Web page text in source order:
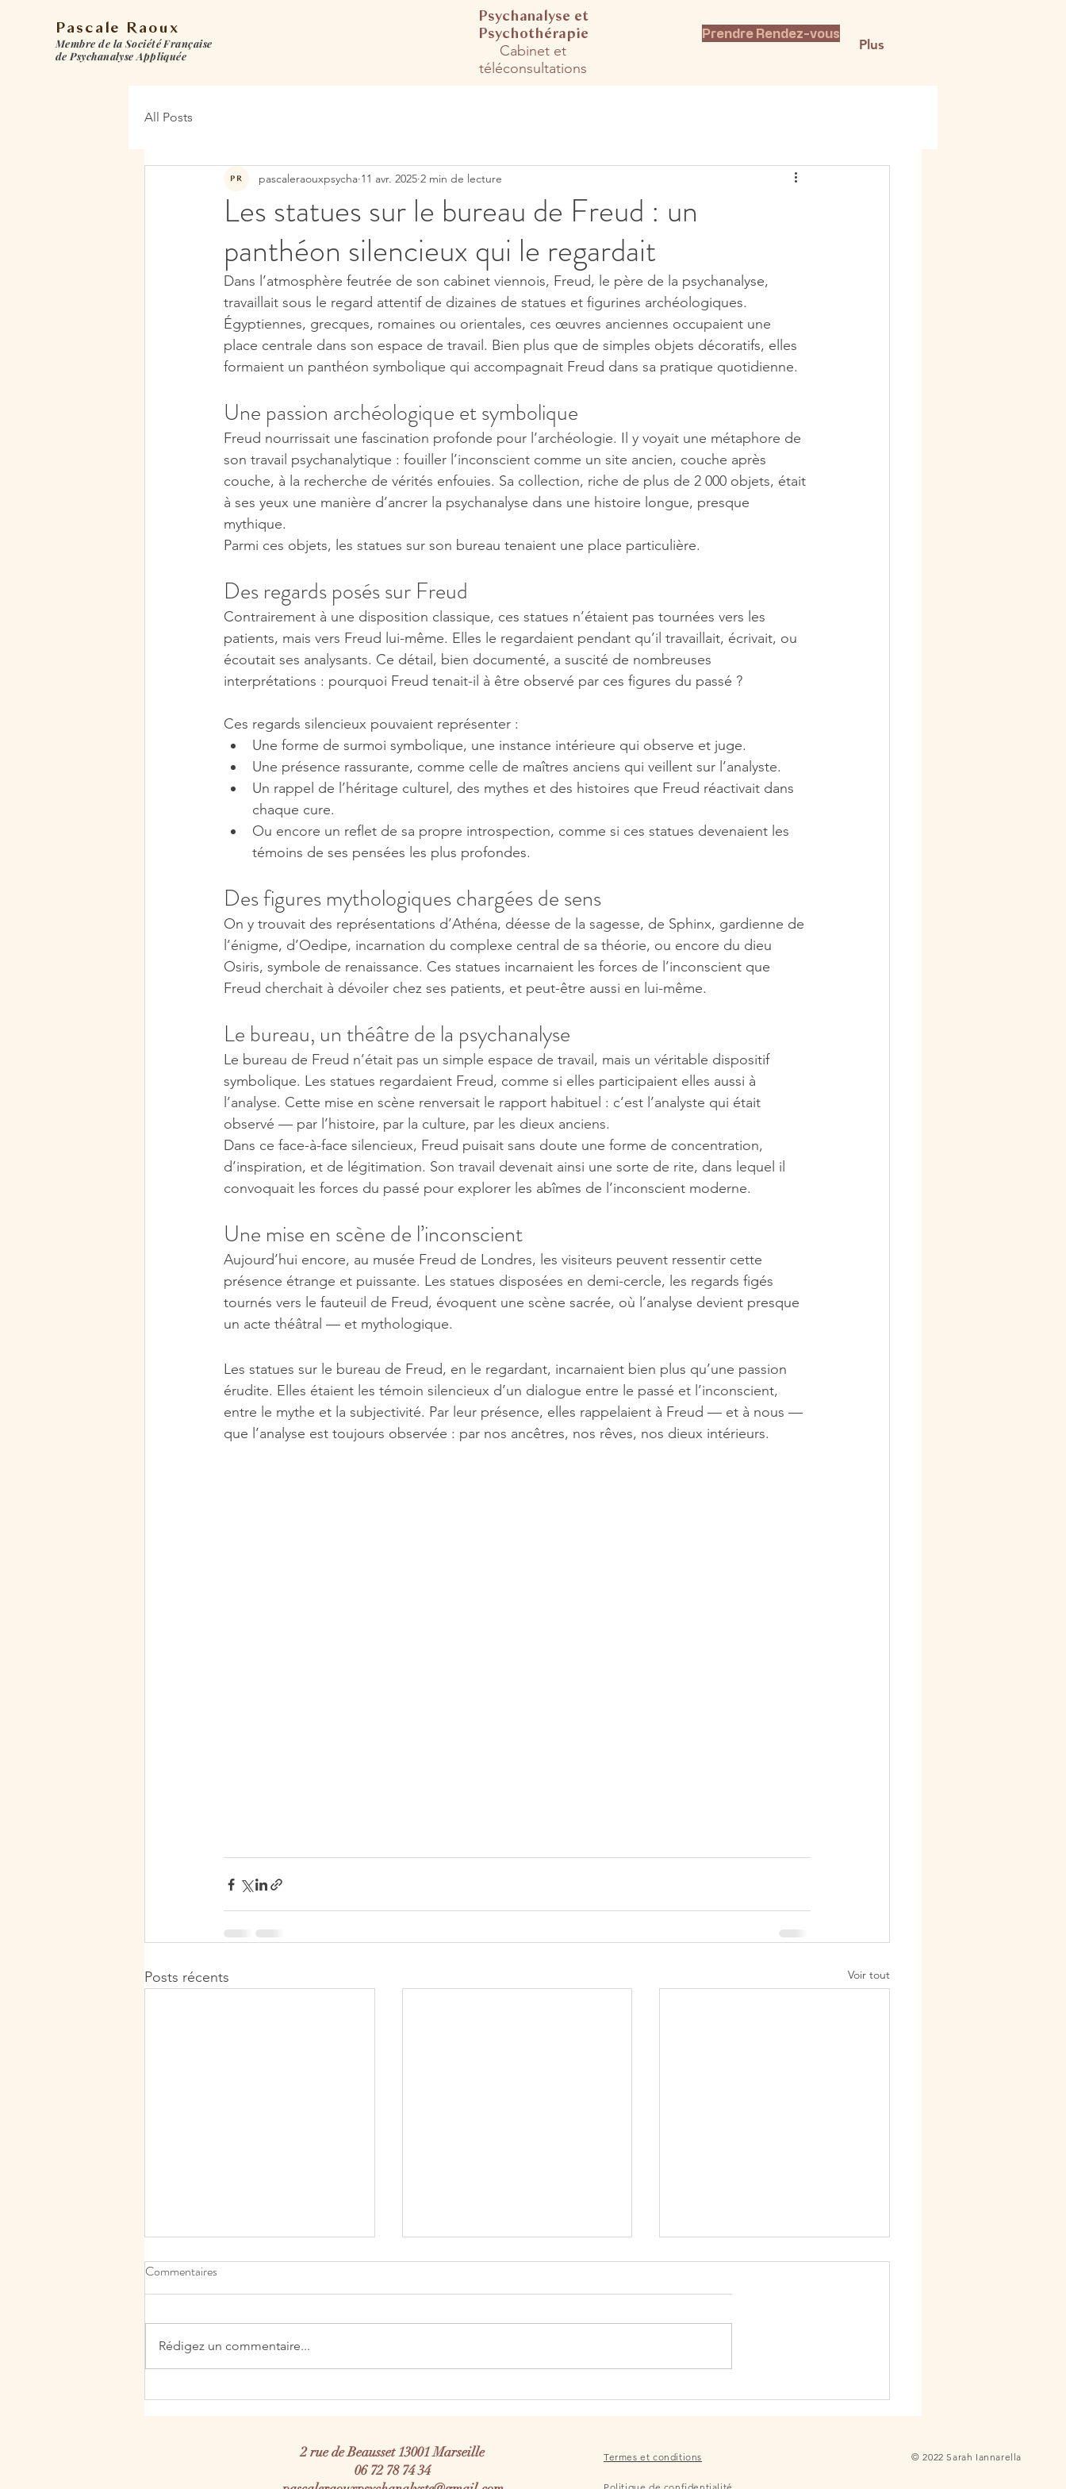
Pascale Raoux
Membre de la Société Française
de Psychanalyse Appliquée
Psychanalyse et
Psychothérapie​
Cabinet et
téléconsultations​​
Prendre Rendez-vous
Plus
All Posts
Les statues sur le bureau de Freud : un
panthéon silencieux qui le regardait
pascaleraouxpsycha 11 avr. 2025 2 min de lecture
Dans l’atmosphère feutrée de son cabinet viennois, Freud, le père de la psychanalyse,
travaillait sous le regard attentif de dizaines de statues et figurines archéologiques.
Égyptiennes, grecques, romaines ou orientales, ces œuvres anciennes occupaient une
place centrale dans son espace de travail. Bien plus que de simples objets décoratifs, elles
formaient un panthéon symbolique qui accompagnait Freud dans sa pratique quotidienne.
Une passion archéologique et symbolique
Freud nourrissait une fascination profonde pour l’archéologie. Il y voyait une métaphore de
son travail psychanalytique : fouiller l’inconscient comme un site ancien, couche après
couche, à la recherche de vérités enfouies. Sa collection, riche de plus de 2 000 objets, était
à ses yeux une manière d’ancrer la psychanalyse dans une histoire longue, presque
mythique.
Parmi ces objets, les statues sur son bureau tenaient une place particulière.
Des regards posés sur Freud
Contrairement à une disposition classique, ces statues n’étaient pas tournées vers les
patients, mais vers Freud lui-même. Elles le regardaient pendant qu’il travaillait, écrivait, ou
écoutait ses analysants. Ce détail, bien documenté, a suscité de nombreuses
interprétations : pourquoi Freud tenait-il à être observé par ces figures du passé ?
Ces regards silencieux pouvaient représenter :
Une forme de surmoi symbolique, une instance intérieure qui observe et juge.
Une présence rassurante, comme celle de maîtres anciens qui veillent sur l’analyste.
Un rappel de l’héritage culturel, des mythes et des histoires que Freud réactivait dans
chaque cure.
Ou encore un reflet de sa propre introspection, comme si ces statues devenaient les
témoins de ses pensées les plus profondes.
Des figures mythologiques chargées de sens
On y trouvait des représentations d’Athéna, déesse de la sagesse, de Sphinx, gardienne de
l’énigme, d’Oedipe, incarnation du complexe central de sa théorie, ou encore du dieu
Osiris, symbole de renaissance. Ces statues incarnaient les forces de l’inconscient que
Freud cherchait à dévoiler chez ses patients, et peut-être aussi en lui-même.
Le bureau, un théâtre de la psychanalyse
Le bureau de Freud n’était pas un simple espace de travail, mais un véritable dispositif
symbolique. Les statues regardaient Freud, comme si elles participaient elles aussi à
l’analyse. Cette mise en scène renversait le rapport habituel : c’est l’analyste qui était
observé — par l’histoire, par la culture, par les dieux anciens.
Dans ce face-à-face silencieux, Freud puisait sans doute une forme de concentration,
d’inspiration, et de légitimation. Son travail devenait ainsi une sorte de rite, dans lequel il
convoquait les forces du passé pour explorer les abîmes de l’inconscient moderne.
Une mise en scène de l’inconscient
Aujourd’hui encore, au musée Freud de Londres, les visiteurs peuvent ressentir cette
présence étrange et puissante. Les statues disposées en demi-cercle, les regards figés
tournés vers le fauteuil de Freud, évoquent une scène sacrée, où l’analyse devient presque
un acte théâtral — et mythologique.
Les statues sur le bureau de Freud, en le regardant, incarnaient bien plus qu’une passion
érudite. Elles étaient les témoin silencieux d’un dialogue entre le passé et l’inconscient,
entre le mythe et la subjectivité. Par leur présence, elles rappelaient à Freud — et à nous —
que l’analyse est toujours observée : par nos ancêtres, nos rêves, nos dieux intérieurs.
Posts récents Voir tout
Pourquoi se confie-t-on à une
d’inconscient : peut-elle nous
entendre ? « Une personne écrit à
Avant d’appuyer sur « Envoyer » :
Le plafond blanc : une lecture
Commentaires
Rédigez un commentaire...
2 rue de Beausset13001 Marseille
06 72 78 74 34
Termes et conditions © 2022 Sarah Iannarella